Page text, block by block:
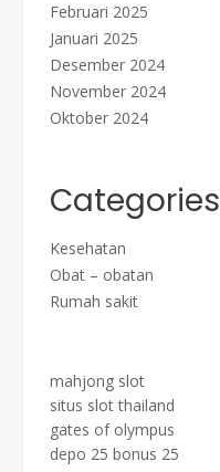
Februari 2025
Januari 2025
Desember 2024
November 2024
Oktober 2024
Categories
Kesehatan
Obat – obatan
Rumah sakit
mahjong slot
situs slot thailand
gates of olympus
depo 25 bonus 25